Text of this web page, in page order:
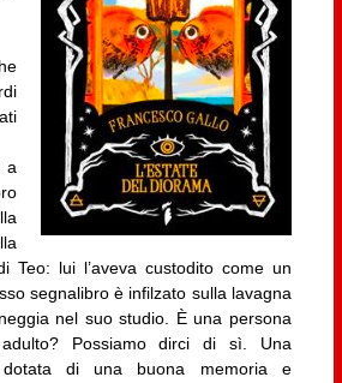
a
Teo: lui l’aveva custodito come un
segnalibro è infilzato sulla lavagna
nel suo studio. È una persona
Possiamo dirci di sì. Una
dotata di una buona memoria e